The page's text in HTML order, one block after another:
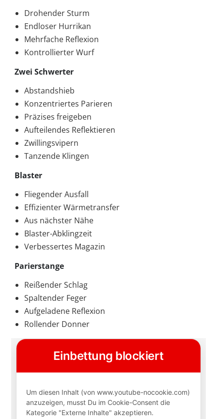
Drohender Sturm
Endloser Hurrikan
Mehrfache Reflexion
Kontrollierter Wurf
Zwei Schwerter
Abstandshieb
Konzentriertes Parieren
Präzises freigeben
Aufteilendes Reflektieren
Zwillingsvipern
Tanzende Klingen
Blaster
Fliegender Ausfall
Effizienter Wärmetransfer
Aus nächster Nähe
Blaster-Abklingzeit
Verbessertes Magazin
Parierstange
Reißender Schlag
Spaltender Feger
Aufgeladene Reflexion
Rollender Donner